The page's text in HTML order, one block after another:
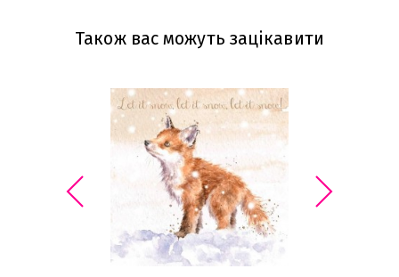
Також вас можуть зацікавити